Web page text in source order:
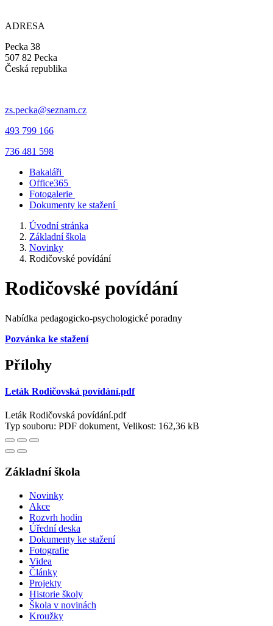
ADRESA
Pecka 38
507 82 Pecka
Česká republika
zs.pecka@seznam.cz
493 799 166
736 481 598
Bakaláři
Office365
Fotogalerie
Dokumenty ke stažení
Úvodní stránka
Základní škola
Novinky
Rodičovské povídání
Rodičovské povídání
Nabídka pedagogicko-psychologické poradny
Pozvánka ke stažení
Přílohy
Leták Rodičovská povídání.pdf
Leták Rodičovská povídání.pdf
Typ souboru: PDF dokument, Velikost: 162,36 kB
Základní škola
Novinky
Akce
Rozvrh hodin
Úřední deska
Dokumenty ke stažení
Fotografie
Videa
Články
Projekty
Historie školy
Škola v novinách
Kroužky